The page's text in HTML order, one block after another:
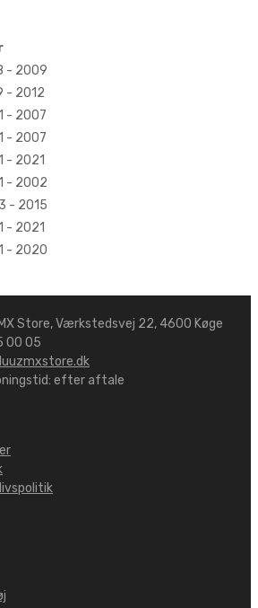
- 2009
- 2012
- 2007
- 2007
- 2021
- 2002
- 2015
- 2021
- 2020
Store, Værkstedsvej 22, 4600 Køge
00 05
efter aftale